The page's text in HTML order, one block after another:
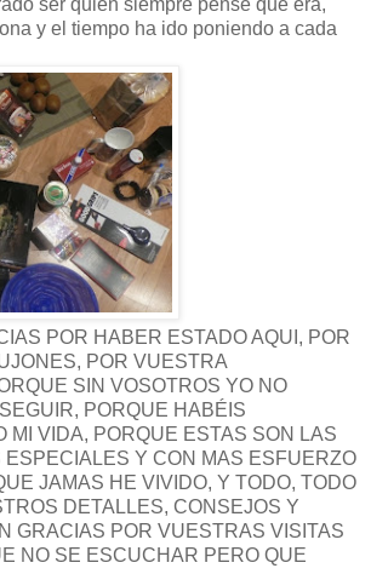
y el tiempo ha ido poniendo a cada
POR HABER ESTADO AQUI, POR
POR VUESTRA
SIN VOSOTROS YO NO
PORQUE HABÉIS
MI VIDA, PORQUE ESTAS SON LAS
ESPECIALES Y CON MAS ESFUERZO
JAMAS HE VIVIDO, Y TODO, TODO
DETALLES, CONSEJOS Y
GRACIAS POR VUESTRAS VISITAS
NO SE ESCUCHAR PERO QUE